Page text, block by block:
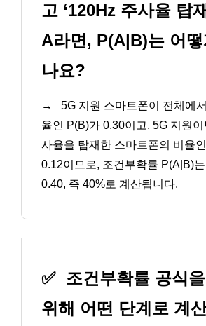
고 ‘120Hz 주사율 탑
A라면, P(A|B)는 어떻
나요?
→
5G 지원 스마트폰이 전체에
율인 P(B)가 0.30이고, 5G 지원
사율을 탑재한 스마트폰의 비율
0.12이므로, 조건부확률 P(A|B)
0.40, 즉 40%로 계산됩니다.
✅ 조건부확률 공식을
위해 어떤 단계로 계